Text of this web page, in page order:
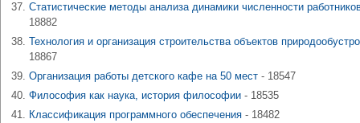
Статистические методы анализа динамики численности
18882
Технология и организация строительства объектов
18867
Организация работы детского кафе на 50 мест - 18547
Философия как наука, история философии - 18535
Классификация программного обеспечения - 18482